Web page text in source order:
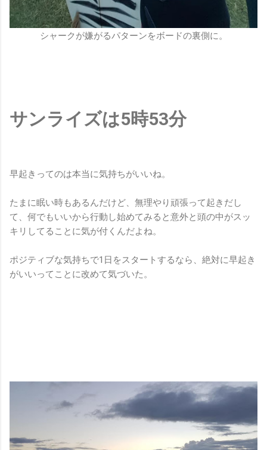
シャークが嫌がるパターンをボードの裏側に。
サンライズは5時53分
早起きってのは本当に気持ちがいいね。
たまに眠い時もあるんだけど、無理やり頑張って起きだし
て、何でもいいから行動し始めてみると意外と頭の中がスッ
キリしてることに気が付くんだよね。
ポジティブな気持ちで1日をスタートするなら、絶対に早起き
がいいってことに改めて気づいた。